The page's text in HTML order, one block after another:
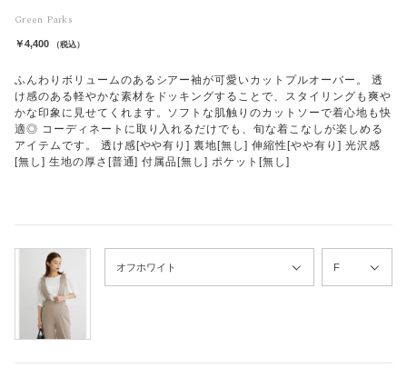
Green Parks
￥4,400 （税込）
ふんわりボリュームのあるシアー袖が可愛いカットプルオーバー。 透
け感のある軽やかな素材をドッキングすることで、スタイリングも爽や
かな印象に見せてくれます。ソフトな肌触りのカットソーで着心地も快
適◎ コーディネートに取り入れるだけでも、旬な着こなしが楽しめる
アイテムです。 透け感[やや有り] 裏地[無し] 伸縮性[やや有り] 光沢感
[無し] 生地の厚さ[普通] 付属品[無し] ポケット[無し]